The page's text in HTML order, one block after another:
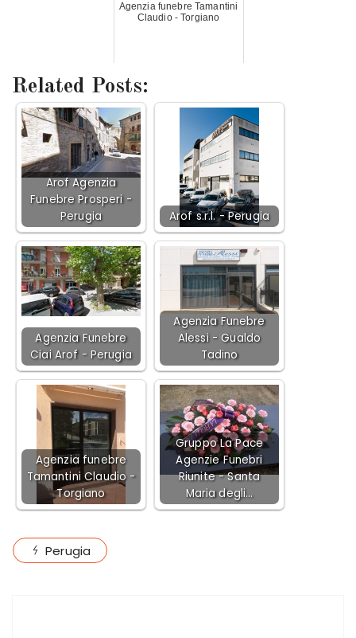
Agenzia funebre Tamantini
Claudio - Torgiano
Related Posts:
Arof Agenzia
Funebre Prosperi -
Perugia
Arof s.r.l. - Perugia
Agenzia Funebre
Ciai Arof - Perugia
Agenzia Funebre
Alessi - Gualdo
Tadino
Agenzia funebre
Tamantini Claudio -
Torgiano
Gruppo La Pace
Agenzie Funebri
Riunite - Santa
Maria degli…
Perugia